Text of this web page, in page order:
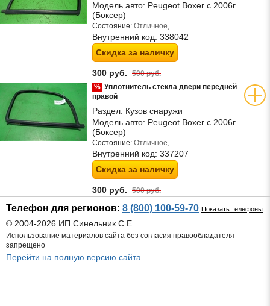
Модель авто: Peugeot Boxer с 2006г
(Боксер)
Состояние: Отличное,
Внутренний код: 338042
Скидка за наличку
300 руб. 500 руб.
% Уплотнитель стекла двери передней
правой
Раздел: Кузов снаружи
Модель авто: Peugeot Boxer с 2006г
(Боксер)
Состояние: Отличное,
Внутренний код: 337207
Скидка за наличку
300 руб. 500 руб.
Телефон для регионов: 8 (800) 100-59-70 Показать телефоны
© 2004-2026 ИП Синельник С.Е.
Использование материалов сайта без согласия правообладателя
запрещено
Перейти на полную версию сайта